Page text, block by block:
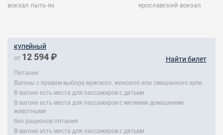
вокзал пыть-ях ярославский вокзал
купейный
от 12 594 ₽ Найти билет
Питание
Вагоны с правом выбора мужского, женского или смешанного купе.
В вагоне есть места для пассажиров с детьми
В вагоне есть места для пассажиров с мелкими домашними
животными
без рационов питания
В вагоне есть места для пассажиров с детьми